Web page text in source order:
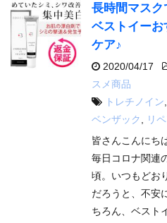
長時間マスク
ベストイーお
ケア♪
2020/04/17
スメ商品
トレチノイン
ベンザック
リ
皆さんこんにち
毎日コロナ関連
頃。いつもどお
だろうと、不安
ちろん、ベスト